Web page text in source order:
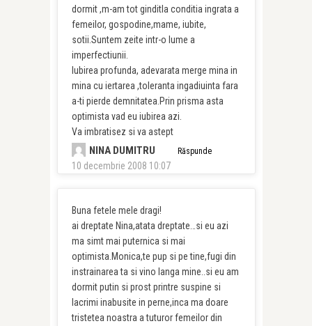
dormit ,m-am tot ginditla conditia ingrata a
femeilor, gospodine,mame, iubite,
sotii.Suntem zeite intr-o lume a
imperfectiunii.
Iubirea profunda, adevarata merge mina in
mina cu iertarea ,toleranta ingadiuinta fara
a-ti pierde demnitatea.Prin prisma asta
optimista vad eu iubirea azi.
Va imbratisez si va astept
NINA DUMITRU
10 decembrie 2008 10:07
Răspunde
Buna fetele mele dragi!
ai dreptate Nina,atata dreptate…si eu azi
ma simt mai puternica si mai
optimista.Monica,te pup si pe tine,fugi din
instrainarea ta si vino langa mine..si eu am
dormit putin si prost printre suspine si
lacrimi inabusite in perne,inca ma doare
tristetea noastra a tuturor femeilor din